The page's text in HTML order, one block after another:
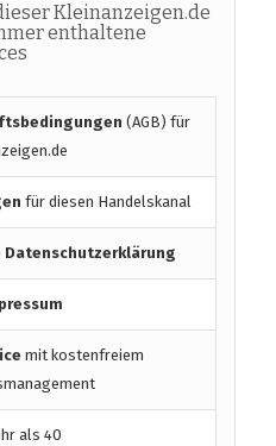
Kleinanzeigen.de
enthaltene
(AGB) für
für diesen Handelskanal
Datenschutzerklärung
mit kostenfreiem
als 40